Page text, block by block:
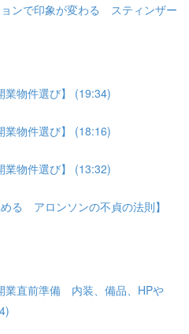
ンで印象が変わる スティンザー
業物件選び】 (19:34)
業物件選び】 (18:16)
業物件選び】 (13:32)
る アロンソンの不貞の法則】
業直前準備 内装、備品、HPや